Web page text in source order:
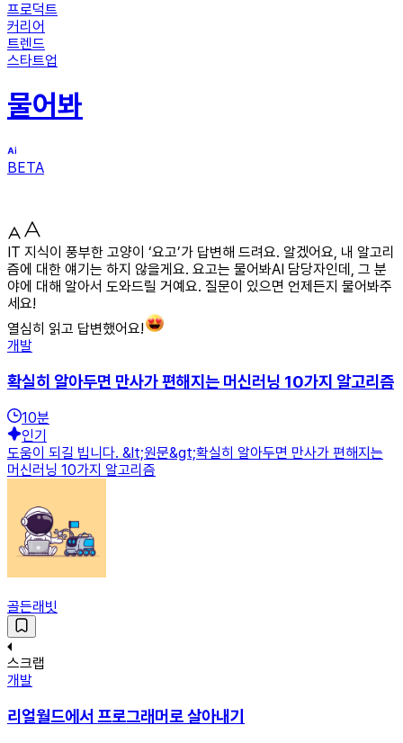
프로덕트
커리어
트렌드
스타트업
물어봐
BETA
IT 지식이 풍부한 고양이 ‘요고’가 답변해 드려요. 알겠어요, 내 알고리
즘에 대한 얘기는 하지 않을게요. 요고는 물어봐AI 담당자인데, 그 분
야에 대해 알아서 도와드릴 거예요. 질문이 있으면 언제든지 물어봐주
세요!
열심히 읽고 답변했어요!
개발
확실히 알아두면 만사가 편해지는 머신러닝 10가지 알고리즘
10분
인기
도움이 되길 빕니다. &lt;원문&gt;확실히 알아두면 만사가 편해지는
머신러닝 10가지 알고리즘
골든래빗
스크랩
개발
리얼월드에서 프로그래머로 살아내기